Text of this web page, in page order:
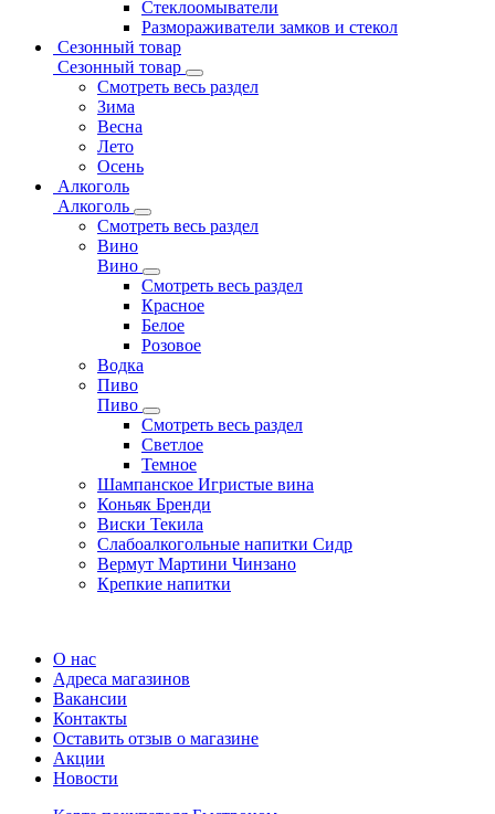
Стеклоомыватели
Размораживатели замков и стекол
Сезонный товар
Сезонный товар
Смотреть весь раздел
Зима
Весна
Лето
Осень
Алкоголь
Алкоголь
Смотреть весь раздел
Вино
Вино
Смотреть весь раздел
Красное
Белое
Розовое
Водка
Пиво
Пиво
Смотреть весь раздел
Cветлое
Темное
Шампанское Игристые вина
Коньяк Бренди
Виски Текила
Слабоалкогольные напитки Сидр
Вермут Мартини Чинзано
Крепкие напитки
О нас
Адреса магазинов
Вакансии
Контакты
Оставить отзыв о магазине
Акции
Новости